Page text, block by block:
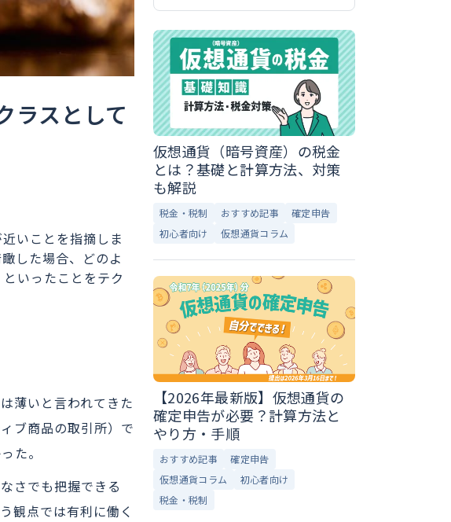
ラスとして
いことを指摘しま
した場合、どのよ
いったことをテク
薄いと言われてきた
ブ商品の取引所）で
た。
さでも把握できる
観点では有利に働く
仮想通貨（暗号資産）の税金
とは？基礎と計算方法、対策
も解説
税金・税制 おすすめ記事
確定申告
初心者向け
仮想通貨コラム
【2026年最新版】仮想通貨の
確定申告が必要？計算方法と
やり方・手順
おすすめ記事
確定申告
仮想通貨コラム
初心者向け
税金・税制